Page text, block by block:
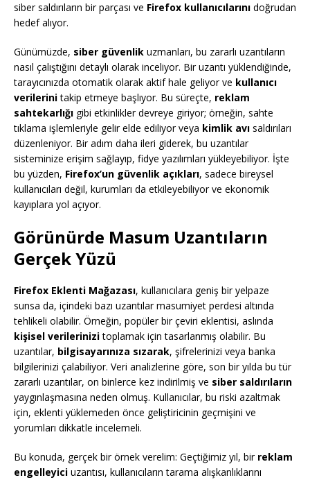
siber saldırıların bir parçası ve Firefox kullanıcılarını doğrudan
hedef alıyor.
Günümüzde, siber güvenlik uzmanları, bu zararlı uzantıların
nasıl çalıştığını detaylı olarak inceliyor. Bir uzantı yüklendiğinde,
tarayıcınızda otomatik olarak aktif hale geliyor ve kullanıcı
verilerinitakip etmeye başlıyor. Bu süreçte, reklam
sahtekarlığı gibi etkinlikler devreye giriyor; örneğin, sahte
tıklama işlemleriyle gelir elde ediliyor veya kimlik avı saldırıları
düzenleniyor. Bir adım daha ileri giderek, bu uzantılar
sisteminize erişim sağlayıp, fidye yazılımları yükleyebiliyor. İşte
bu yüzden, Firefox’un güvenlik açıkları, sadece bireysel
kullanıcıları değil, kurumları da etkileyebiliyor ve ekonomik
kayıplara yol açıyor.
Görünürde Masum Uzantıların
Gerçek Yüzü
Firefox Eklenti Mağazası, kullanıcılara geniş bir yelpaze
sunsa da, içindeki bazı uzantılar masumiyet perdesi altında
tehlikeli olabilir. Örneğin, popüler bir çeviri eklentisi, aslında
kişisel verilerinizitoplamak için tasarlanmış olabilir. Bu
uzantılar, bilgisayarınıza sızarak, şifrelerinizi veya banka
bilgilerinizi çalabiliyor. Veri analizlerine göre, son bir yılda bu tür
zararlı uzantılar, on binlerce kez indirilmiş ve siber saldırıların
yaygınlaşmasına neden olmuş. Kullanıcılar, bu riski azaltmak
için, eklenti yüklemeden önce geliştiricinin geçmişini ve
yorumları dikkatle incelemeli.
Bu konuda, gerçek bir örnek verelim: Geçtiğimiz yıl, bir reklam
engelleyici uzantısı, kullanıcıların tarama alışkanlıklarını